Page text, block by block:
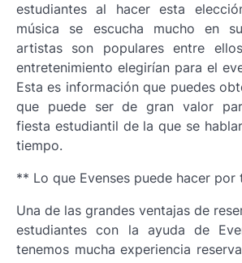
estudiantes al hacer esta
música se escucha mucho en
artistas son populares entre
entretenimiento elegirían para el
Esta es información que puedes
que puede ser de gran valor
fiesta estudiantil de la que se
tiempo.
** Lo que Evenses puede hacer por
Una de las grandes ventajas de
estudiantes con la ayuda de
tenemos mucha experiencia